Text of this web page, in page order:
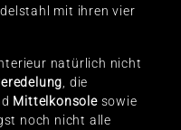
mit ihren vier
natürlich nicht
, die
Mittelkonsolesowie
noch nicht alle